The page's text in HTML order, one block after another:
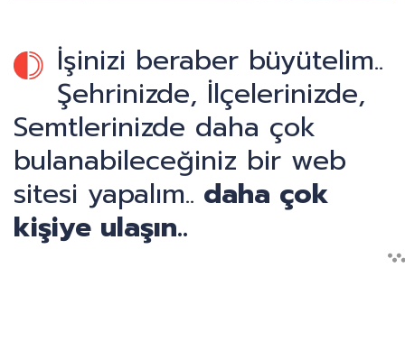
İşinizi beraber büyütelim..
Şehrinizde, İlçelerinizde,
Semtlerinizde daha çok
bulanabileceğiniz bir web
sitesi yapalım.. daha çok
kişiye ulaşın..